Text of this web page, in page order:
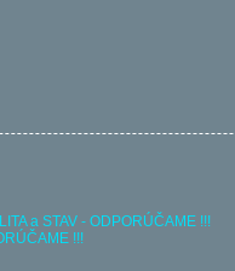
a STAV - ODPORÚČAME !!!
!!!